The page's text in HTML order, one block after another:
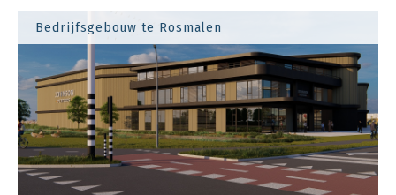
Bedrijfsgebouw te Rosmalen